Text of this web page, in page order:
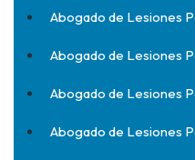
Abogado de Lesiones
Abogado de Lesiones
Abogado de Lesiones
Abogado de Lesiones